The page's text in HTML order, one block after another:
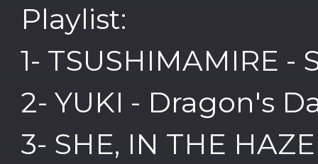
Playlist:
1- TSUSHIMAMIRE
2- YUKI - Dragon's
3- SHE, IN THE